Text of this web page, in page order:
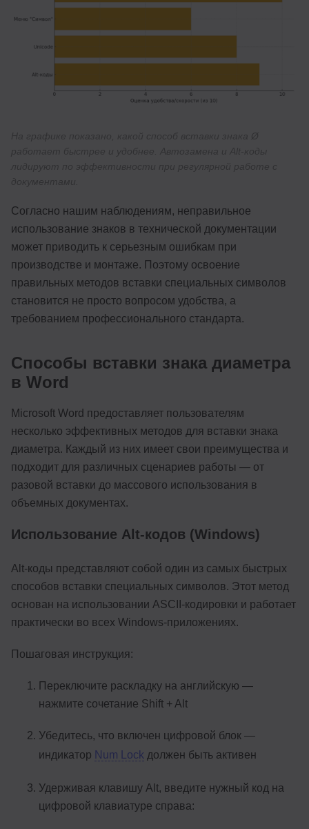
Согласно нашим наблюдениям, неправильное
использование знаков в технической документации
может приводить к серьезным ошибкам при
производстве и монтаже. Поэтому освоение
правильных методов вставки специальных символов
становится не просто вопросом удобства, а
требованием профессионального стандарта.
Способы вставки знака диаметра
в Word
Microsoft Word предоставляет пользователям
несколько эффективных методов для вставки знака
диаметра. Каждый из них имеет свои преимущества и
подходит для различных сценариев работы — от
разовой вставки до массового использования в
объемных документах.
Использование Alt-кодов (Windows)
Alt-коды представляют собой один из самых быстрых
способов вставки специальных символов. Этот метод
основан на использовании ASCII-кодировки и работает
практически во всех Windows-приложениях.
Пошаговая инструкция:
Переключите раскладку на английскую —
нажмите сочетание Shift + Alt
Убедитесь, что включен цифровой блок —
индикатор Num Lock должен быть активен
Удерживая клавишу Alt, введите нужный код на
цифровой клавиатуре справа: